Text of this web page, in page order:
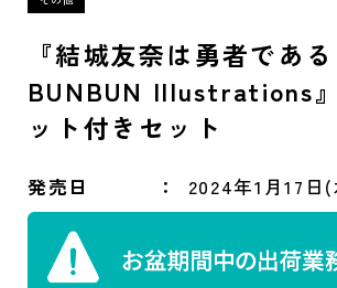
『結城友奈は勇者であ
BUNBUN Illustrations
ット付きセット
発売日 2024年1月17日